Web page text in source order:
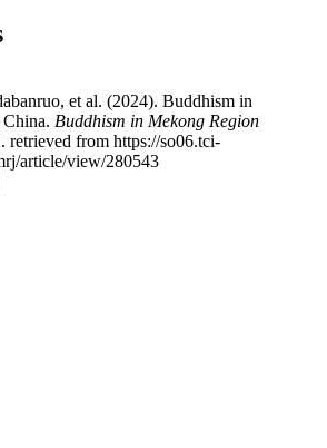
et al. (2024). Buddhism in
China. Buddhism in Mekong Region
retrieved from https://so06.tci-
article/view/280543